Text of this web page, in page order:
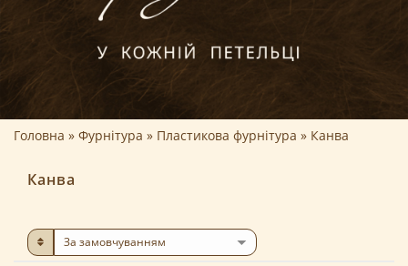
Головна Фурнітура Пластикова фурнітура Канва
Канва